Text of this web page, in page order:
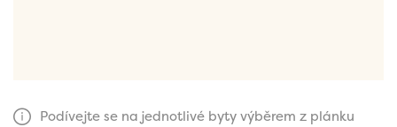
Podívejte se na jednotlivé byty výběrem z plánku